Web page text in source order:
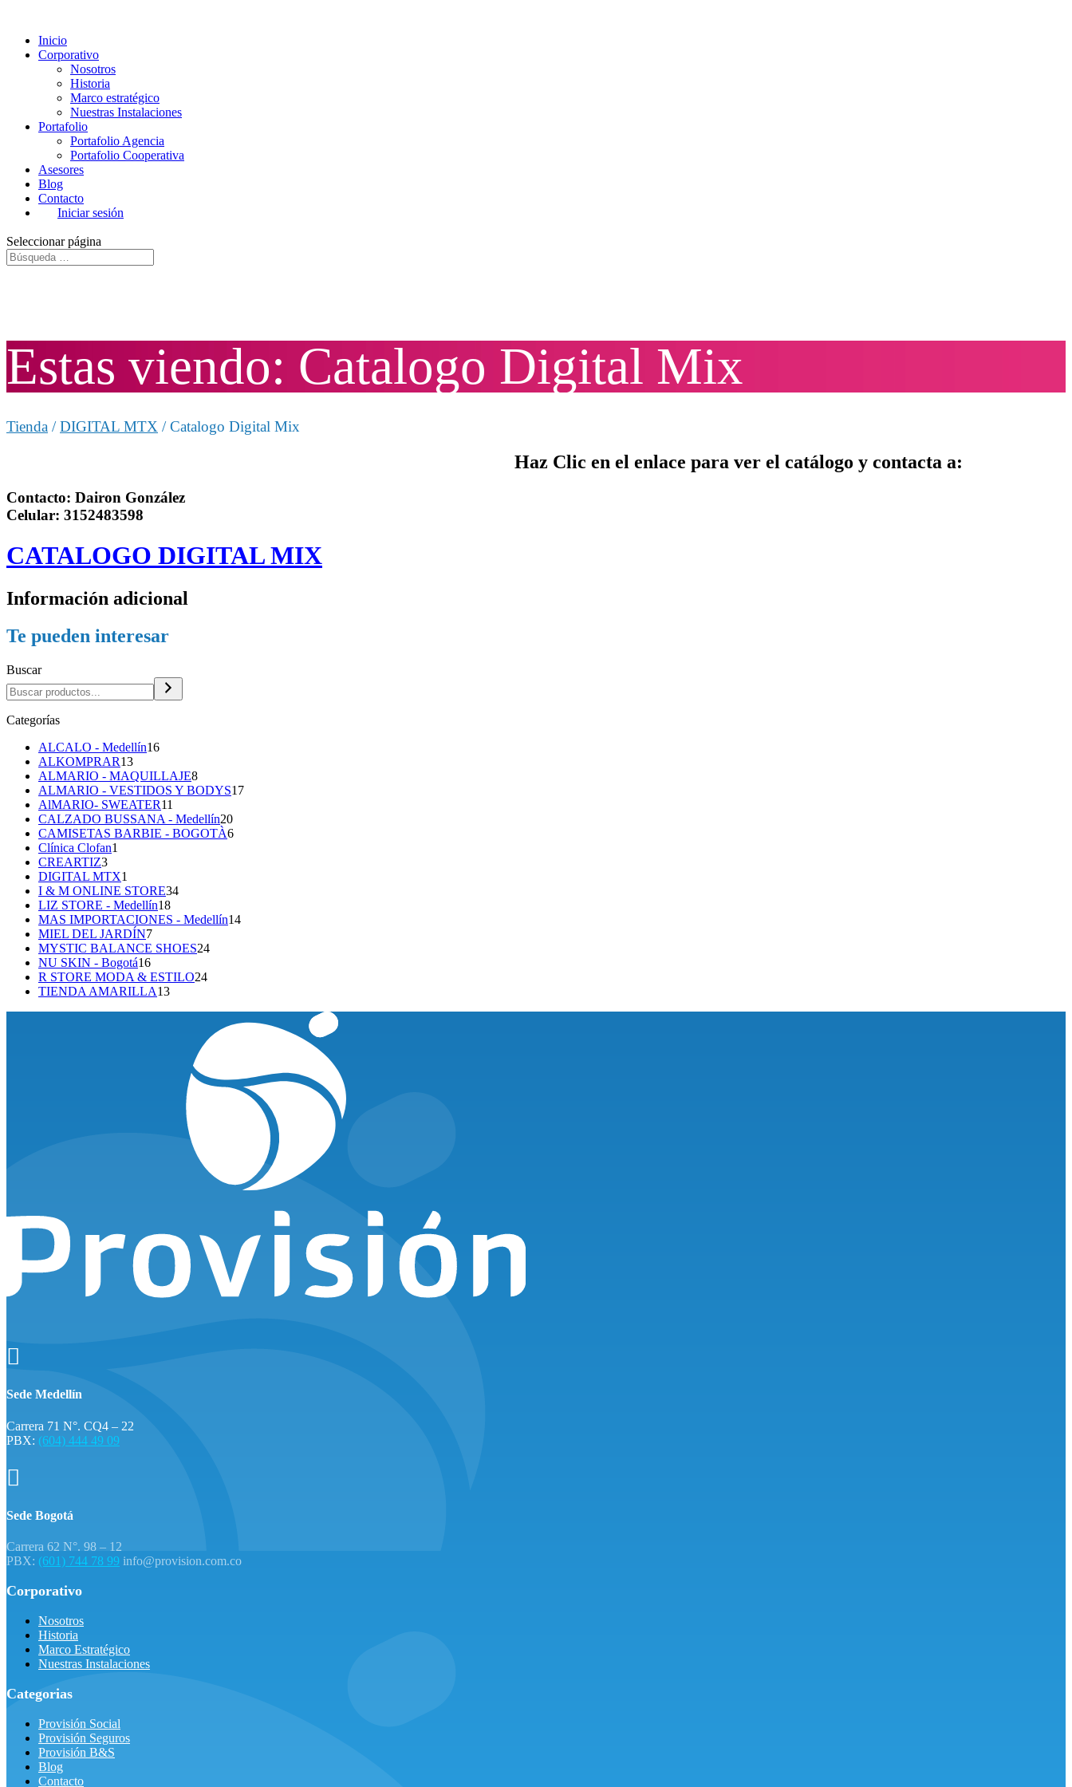
Inicio
Corporativo
Nosotros
Historia
Marco estratégico
Nuestras Instalaciones
Portafolio
Portafolio Agencia
Portafolio Cooperativa
Asesores
Blog
Contacto
Iniciar sesión
Seleccionar página
Estas viendo: Catalogo Digital Mix
Tienda /DIGITAL MTX / Catalogo Digital Mix
Haz Clic en el enlace para ver el catálogo y contacta a:
Contacto: Dairon González
Celular: 3152483598
CATALOGO DIGITAL MIX
Información adicional
Te pueden interesar
Buscar
Categorías
ALCALO - Medellín1616
ALKOMPRAR1313
productos
ALMARIO - MAQUILLAJE88
productos
ALMARIO - VESTIDOS Y BODYS1717
AlMARIO- SWEATER11
productos
CALZADO BUSSANA - Medellín2020
productos
CAMISETAS BARBIE - BOGOTÀ66
Clínica Clofan1
CREARTIZ33
productos
DIGITAL MTX1
producto
I & M ONLINE STORE3434
LIZ STORE - Medellín1818
productos
MAS IMPORTACIONES - Medellín1414
MIEL DEL JARDÍN77
productos
MYSTIC BALANCE SHOES2424
NU SKIN - Bogotá1616
productos
R STORE MODA & ESTILO2424
TIENDA AMARILLA1313

Sede Medellín
Carrera 71 N°. CQ4 – 22
PBX: (604) 444 49 09

Sede Bogotá
Carrera 62 N°. 98 – 12
PBX: (601) 744 78 99 info@provision.com.co
Corporativo
Nosotros
Historia
Marco Estratégico
Nuestras Instalaciones
Categorias
Provisión Social
Provisión Seguros
Provisión B&S
Blog
Contacto